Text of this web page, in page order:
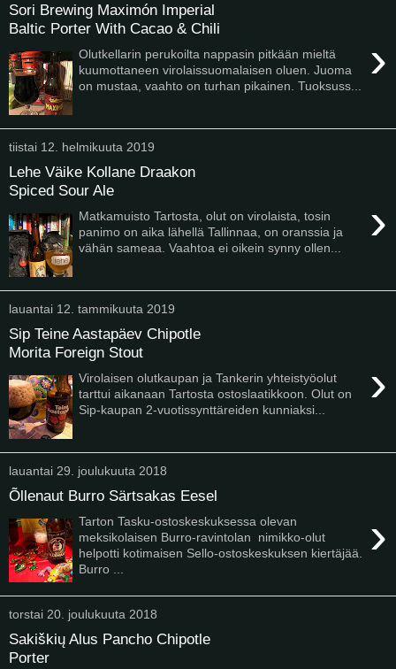
Sori Brewing Maximón Imperial
Baltic Porter With Cacao & Chili
›
Olutkellarin perukoilta nappasin pitkään mieltä
kuumottaneen virolaissuomalaisen oluen. Juoma
on mustaa, vaahto on turhan pikainen. Tuoksuss...
tiistai 12. helmikuuta 2019
Lehe Väike Kollane Draakon
Spiced Sour Ale
›
Matkamuisto Tartosta, olut on virolaista, tosin
panimo on aika lähellä Tallinnaa, on oranssia ja
vähän sameaa. Vaahtoa ei oikein synny ollen...
lauantai 12. tammikuuta 2019
Sip Teine Aastapäev Chipotle
Morita Foreign Stout
›
Virolaisen olutkaupan ja Tankerin yhteistyöolut
tarttui aikanaan Tartosta ostoslaatikkoon. Olut on
Sip-kaupan 2-vuotissynttäreiden kunniaksi...
lauantai 29. joulukuuta 2018
Õllenaut Burro Särtsakas Eesel
›
Tarton Tasku-ostoskeskuksessa olevan
meksikolaisen Burro-ravintolan nimikko-olut
helpotti kotimaisen Sello-ostoskeskuksen kiertäjää.
Burro ...
torstai 20. joulukuuta 2018
Sakiškių Alus Pancho Chipotle
Porter